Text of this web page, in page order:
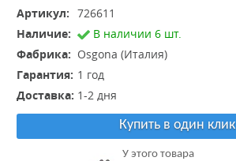
Артикул: 726611
Наличие:
В наличии 6 шт.
Фабрика: Osgona (Италия)
Гарантия: 1 год
Доставка: 1-2 дня
Купить в один клик
У этого товара